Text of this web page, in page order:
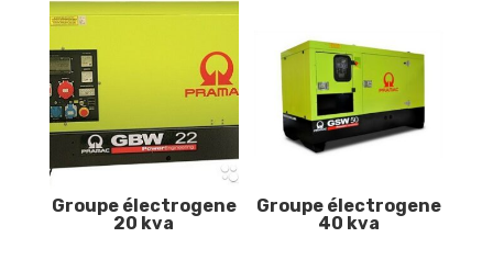
Groupe électrogene
20 kva
Groupe électrogene
40 kva